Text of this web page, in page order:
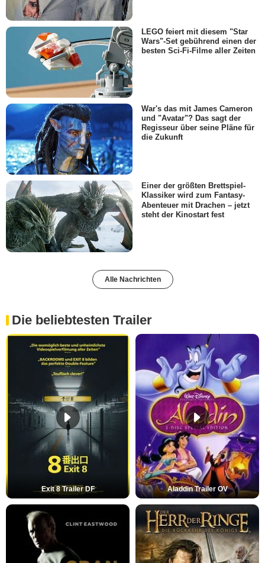
LEGO feiert mit diesem "Star
Wars"-Set gebührend einen der
besten Sci-Fi-Filme aller Zeiten
War's das mit James Cameron
und "Avatar"? Das sagt der
Regisseur über seine Pläne für
die Zukunft
Einer der größten Brettspiel-
Klassiker wird zum Fantasy-
Abenteuer mit Drachen – jetzt
steht der Kinostart fest
Alle Nachrichten
Die beliebtesten Trailer
Exit 8 Trailer DF Aladdin Trailer OV